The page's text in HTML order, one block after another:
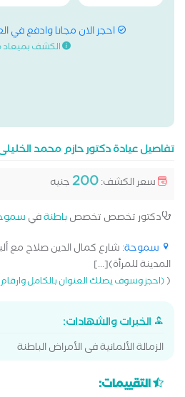
احجز الان مجانا وادفع في
الكشف
تفاصيل عيادة دكتور حازم محمد
سعر الكشف:200جنيه
دكتور تخصص تخصصباطنةفي
سموحة: شارع كمال الدين صلاح مع
المدينة للمرأة)[...]
((احجز وسوف يصلك العنوان بالكامل وارقام
الخبرات والشهادات:
الزمالة الألمانية فى الأمراض الباطنة
التقييمات: